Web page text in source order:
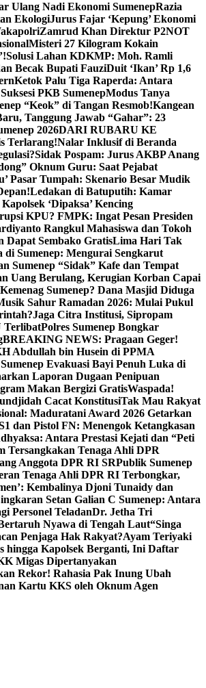
Ulang Nadi Ekonomi SumenepRazia
EkologiJurus Fajar ‘Kepung’ Ekonomi
Zamrud Khan Direktur P2NOT
Misteri 27 Kilogram Kokain
Solusi Lahan KDKMP: Moh. Ramli
Becak Bupati FauziDuit ‘Ikan’ Rp 1,6
Ketok Palu Tiga Raperda: Antara
PKB SumenepModus Tanya
“Keok” di Tangan Resmob!Kangean
Tanggung Jawab “Gahar”: 23
2026DARI RUBARU KE
Terlarang!Nalar Inklusif di Beranda
Sidak Pospam: Jurus AKBP Anang
Oknum Guru: Saat Pejabat
Pasar Tumpah: Skenario Besar Mudik
Ledakan di Batuputih: Kamar
‘Dipaksa’ Kencing
KPU? FMPK: Ingat Pesan Presiden
Rangkul Mahasiswa dan Tokoh
Dapat Sembako GratisLima Hari Tak
di Sumenep: Mengurai Sengkarut
Sumenep “Sidak” Kafe dan Tempat
Uang Berulang, Kerugian Korban Capai
Sumenep? Dana Masjid Diduga
Sahur Ramadan 2026: Mulai Pukul
Jaga Citra Institusi, Sipropam
TerlibatPolres Sumenep Bongkar
BREAKING NEWS: Pragaan Geger!
Abdullah bin Husein di PPMA
Evakuasi Bayi Penuh Luka di
Laporan Dugaan Penipuan
Makan Bergizi GratisWaspada!
Cacat KonstitusiTak Mau Rakyat
Maduratani Award 2026 Getarkan
dan Pistol FN: Menengok Ketangkasan
Antara Prestasi Kejati dan “Peti
Tersangkakan Tenaga Ahli DPR
Anggota DPR RI SRPublik Sumenep
Tenaga Ahli DPR RI Terbongkar,
Kembalinya Djoni Tunaidy dan
Setan Galian C Sumenep: Antara
Personel TeladanDr. Jetha Tri
Nyawa di Tengah Laut“Singa
Penjaga Hak Rakyat?Ayam Teriyaki
hingga Kapolsek Berganti, Ini Daftar
Migas Dipertanyakan
Rekor! Rahasia Pak Inung Ubah
Kartu KKS oleh Oknum Agen